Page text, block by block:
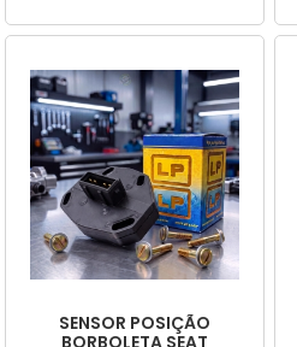
SENSOR POSIÇÃO
BORBOLETA SEAT